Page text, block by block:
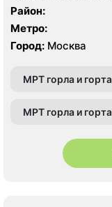
Район:
Метро:
Город: Москва
МРТ горла и
МРТ горла и